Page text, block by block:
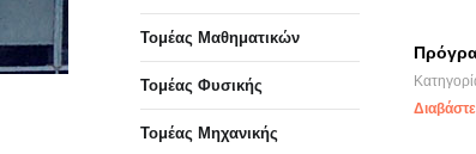
Τομέας Μαθηματικών
Τομέας Φυσικής
Τομέας Μηχανικής